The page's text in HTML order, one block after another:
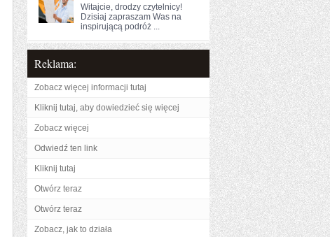
Witajcie, drodzy czytelnicy!
Dzisiaj zapraszam‌ Was na
inspirującą ⁢podróż ...
Reklama:
Zobacz więcej informacji tutaj
Kliknij tutaj, aby dowiedzieć się więcej
Zobacz więcej
Odwiedź ten link
Kliknij tutaj
Otwórz teraz
Otwórz teraz
Zobacz, jak to działa